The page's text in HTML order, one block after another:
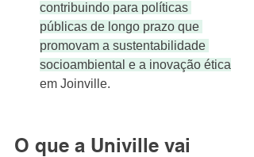
contribuindo para políticas
públicas de longo prazo que
promovam a sustentabilidade
socioambiental e a inovação ética
em Joinville.
O que a Univille vai